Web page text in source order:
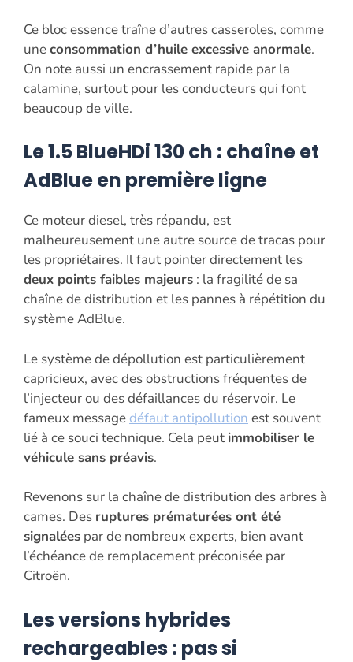
Ce bloc essence traîne d’autres casseroles, comme
uneconsommation d’huile excessive anormale.
On note aussi un encrassement rapide par la
calamine, surtout pour les conducteurs qui font
beaucoup de ville.
Le 1.5 BlueHDi 130 ch : chaîne et
AdBlue en première ligne
Ce moteur diesel, très répandu, est
malheureusement une autre source de tracas pour
les propriétaires. Il faut pointer directement les
deux points faibles majeurs : la fragilité de sa
chaîne de distribution et les pannes à répétition du
système AdBlue.
Le système de dépollution est particulièrement
capricieux, avec des obstructions fréquentes de
l’injecteur ou des défaillances du réservoir. Le
fameux message défaut antipollution est souvent
lié à ce souci technique. Cela peut immobiliser le
véhicule sans préavis.
Revenons sur la chaîne de distribution des arbres à
cames. Des ruptures prématurées ont été
signalées par de nombreux experts, bien avant
l’échéance de remplacement préconisée par
Citroën.
Les versions hybrides
rechargeables : pas si